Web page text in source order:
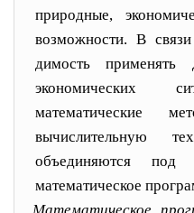
природные, эко
возможности. В
димость применять
экономических
математические
вычислительную
объединяются
математическое